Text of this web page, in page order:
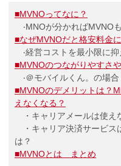
■MVNOってなに？
‧MNOが分かればMVNO
■なぜMVNOだと格安料金
‧経営コストを最小限に抑
■MVNOのつながりやすさ
‧＠モバイルくん。の場合
■MVNOのデメリットは？
えなくなる？
・キャリアメールは使え
・キャリア決済サービス
は？
■MVNOとは まとめ